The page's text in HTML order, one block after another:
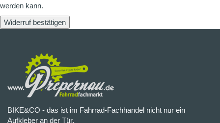
werden kann.
Widerruf bestätigen
BIKE&CO - das ist im Fahrrad-Fachhandel nicht nur ein
Aufkleber an der Tür.